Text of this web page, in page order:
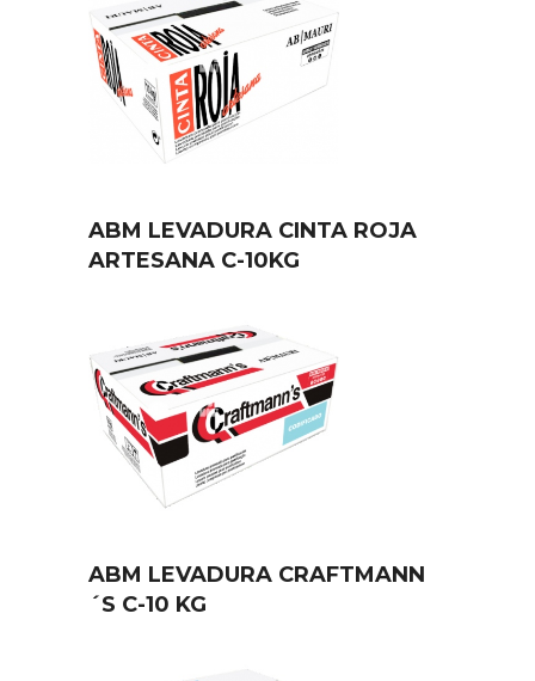
ABM LEVADURA CINTA ROJA
ARTESANA C-10KG
ABM LEVADURA CRAFTMANN
´S C-10 KG